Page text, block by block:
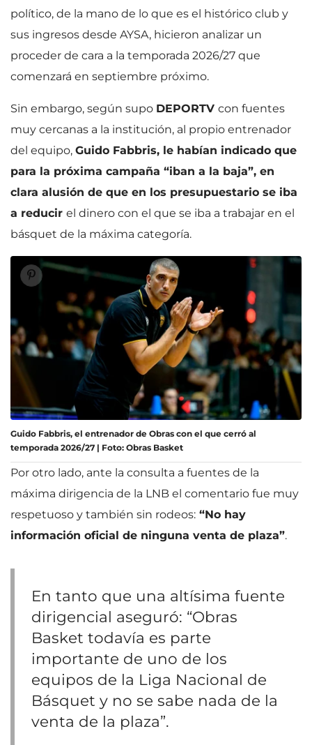
político, de la mano de lo que es el histórico club y
sus ingresos desde AYSA, hicieron analizar un
proceder de cara a la temporada 2026/27 que
comenzará en septiembre próximo.
Sin embargo, según supo DEPORTV con fuentes
muy cercanas a la institución, al propio entrenador
del equipo, Guido Fabbris, le habían indicado que
para la próxima campaña “iban a la baja”, en
clara alusión de que en los presupuestario se iba
a reducir el dinero con el que se iba a trabajar en el
básquet de la máxima categoría.
Guido Fabbris, el entrenador de Obras con el que cerró al
temporada 2026/27 | Foto: Obras Basket
Por otro lado, ante la consulta a fuentes de la
máxima dirigencia de la LNB el comentario fue muy
respetuoso y también sin rodeos: “No hay
información oficial de ninguna venta de plaza”.
En tanto que una altísima fuente
dirigencial aseguró: “Obras
Basket todavía es parte
importante de uno de los
equipos de la Liga Nacional de
Básquet y no se sabe nada de la
venta de la plaza”.